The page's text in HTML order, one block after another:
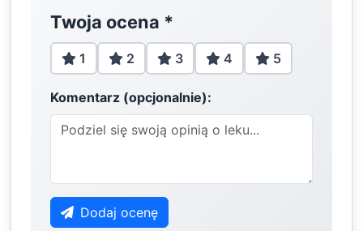
Twoja ocena *
1 2 3 4 5
Komentarz (opcjonalnie):
Dodaj ocenę